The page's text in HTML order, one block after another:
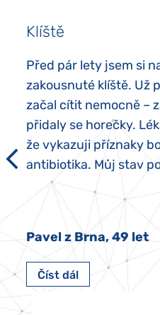
Klíště
Před pár lety jsem si
zakousnuté klíště. Už
začal cítit nemocně –
přidaly se horečky.
že vykazuji příznaky
antibiotika. Můj stav
Pavel z Brna, 49 let
Číst dál